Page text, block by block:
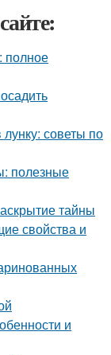
полное
советы по
полезные
тайны
свойства и
и